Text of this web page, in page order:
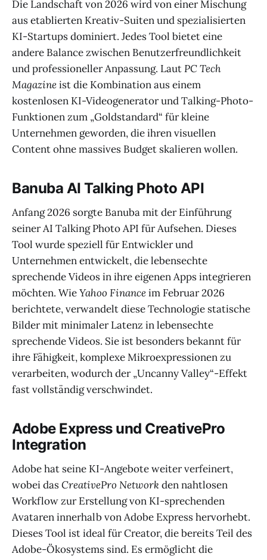
Die Landschaft von 2026 wird von einer Mischung
aus etablierten Kreativ-Suiten und spezialisierten
KI-Startups dominiert. Jedes Tool bietet eine
andere Balance zwischen Benutzerfreundlichkeit
und professioneller Anpassung. LautPC Tech
Magazineist die Kombination aus einem
kostenlosen KI-Videogenerator und Talking-Photo-
Funktionen zum „Goldstandard“ für kleine
Unternehmen geworden, die ihren visuellen
Content ohne massives Budget skalieren wollen.
Banuba AI Talking Photo API
Anfang 2026 sorgte Banuba mit der Einführung
seiner AI Talking Photo API für Aufsehen. Dieses
Tool wurde speziell für Entwickler und
Unternehmen entwickelt, die lebensechte
sprechende Videos in ihre eigenen Apps integrieren
möchten. WieYahoo Financeim Februar 2026
berichtete, verwandelt diese Technologie statische
Bilder mit minimaler Latenz in lebensechte
sprechende Videos. Sie ist besonders bekannt für
ihre Fähigkeit, komplexe Mikroexpressionen zu
verarbeiten, wodurch der „Uncanny Valley“-Effekt
fast vollständig verschwindet.
Adobe Express und CreativePro
Integration
Adobe hat seine KI-Angebote weiter verfeinert,
wobei dasCreativePro Networkden nahtlosen
Workflow zur Erstellung von KI-sprechenden
Avataren innerhalb von Adobe Express hervorhebt.
Dieses Tool ist ideal für Creator, die bereits Teil des
Adobe-Ökosystems sind. Es ermöglicht die